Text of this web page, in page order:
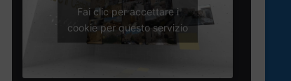
Fai clic per accettare i
cookie per questo servizio